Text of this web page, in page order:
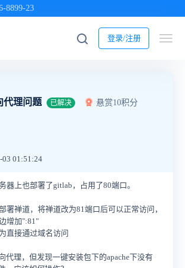
8899-23
登录/注册
代理问题 已解决 悬赏10积分
03 01:51:24
器上也部署了gitlab，占用了80端口。
署禅道，将禅道改为81端口后可以正常访问，
增加":81"
直接通过域名访问
代理，但发现一键安装包下的apache下没有